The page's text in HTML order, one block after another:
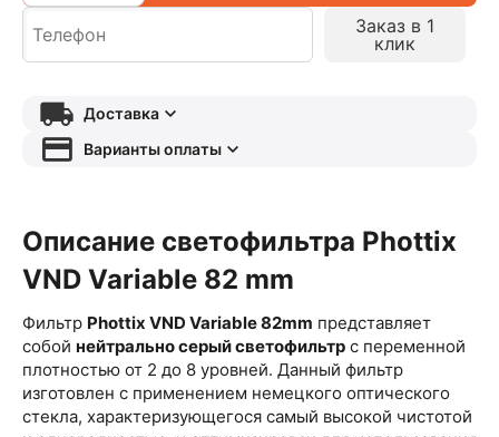
Заказ в 1
клик
Доставка
Варианты оплаты
Описание светофильтра Phottix
VND Variable 82 mm
Фильтр Phottix VND Variable 82mm представляет
собой нейтрально серый светофильтр с переменной
плотностью от 2 до 8 уровней. Данный фильтр
изготовлен с применением немецкого оптического
стекла, характеризующегося самый высокой чистотой